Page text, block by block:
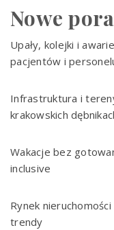
Nowe
Upały, kolejki i
pacjentów i
Infrastruktura i
krakowskich
Wakacje bez
inclusive
Rynek
trendy